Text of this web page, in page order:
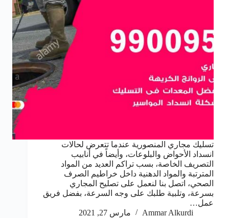
تسليك مجاري المنصورية عندما تتعرض لحالات
انسداد الأحواض والبلوعات، وأيضاً في أنابيب
التصريف الخاصة، بسب تراكم العديد من المواد
المترتبة والمواد الدهنية داخل خراطيم الصرف
الصحي، اتصل بنا لنعمل على تصليح المجاري
بسرعة، وتلبية طلبك على وجه السرعة، بفضل فريق
عمل…
Ammar Alkurdi
مارس 27, 2021